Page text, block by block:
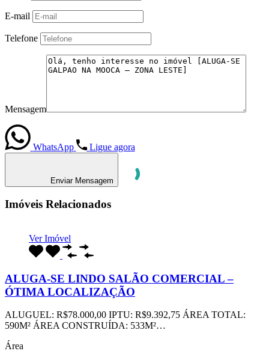
E-mail
Telefone
Mensagem
WhatsApp Ligue agora
Enviar Mensagem
Imóveis Relacionados
Ver Imóvel
ALUGA-SE LINDO SALÃO COMERCIAL –
ÓTIMA LOCALIZAÇÃO
ALUGUEL: R$78.000,00 IPTU: R$9.392,75 ÁREA TOTAL:
590M² ÁREA CONSTRUÍDA: 533M²…
Área